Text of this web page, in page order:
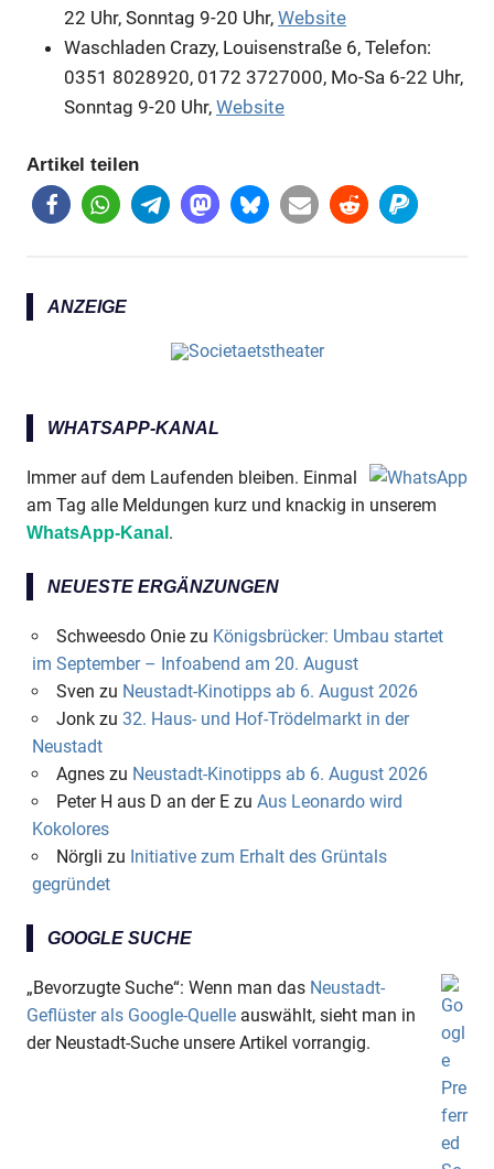
22 Uhr, Sonntag 9-20 Uhr, Website
Waschladen Crazy, Louisenstraße 6, Telefon:
0351 8028920, 0172 3727000, Mo-Sa 6-22 Uhr,
Sonntag 9-20 Uhr, Website
Artikel teilen
ANZEIGE
WHATSAPP-KANAL
Immer auf dem Laufenden bleiben. Einmal
am Tag alle Meldungen kurz und knackig in unserem
WhatsApp-Kanal .
NEUESTE ERGÄNZUNGEN
Schweesdo Oniezu Königsbrücker: Umbau startet
im September – Infoabend am 20. August
Sven zu Neustadt-Kinotipps ab 6. August 2026
Jonkzu 32. Haus- und Hof-Trödelmarkt in der
Neustadt
Agneszu Neustadt-Kinotipps ab 6. August 2026
Peter H aus D an der Ezu Aus Leonardo wird
Kokolores
Nörgli zu Initiative zum Erhalt des Grüntals
gegründet
GOOGLE SUCHE
„Bevorzugte Suche“: Wenn man das Neustadt-
Geflüster als Google-Quelle auswählt, sieht man in
der Neustadt-Suche unsere Artikel vorrangig.